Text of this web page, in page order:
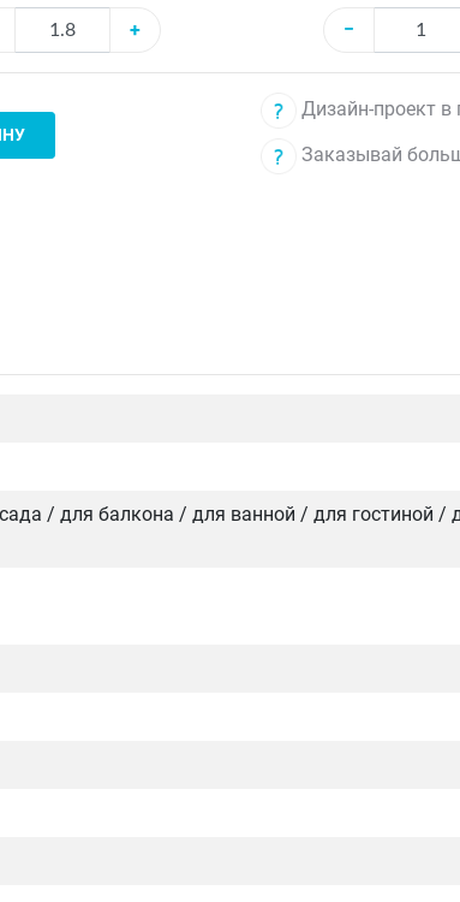
+
−
Дизайн-проект в
Заказывай
/ для балкона / для ванной / для гостиной